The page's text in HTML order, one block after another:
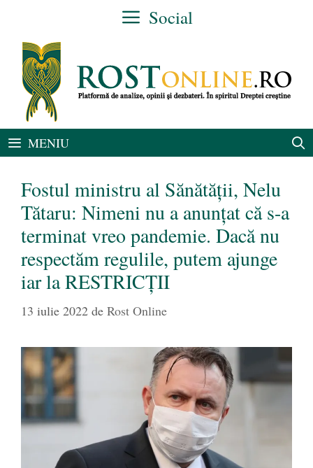
conținut
Social
MENIU
Fostul ministru al Sănătății, Nelu
Tătaru: Nimeni nu a anunțat că s-a
terminat vreo pandemie. Dacă nu
respectăm regulile, putem ajunge
iar la RESTRICȚII
13 iulie 2022 de Rost Online